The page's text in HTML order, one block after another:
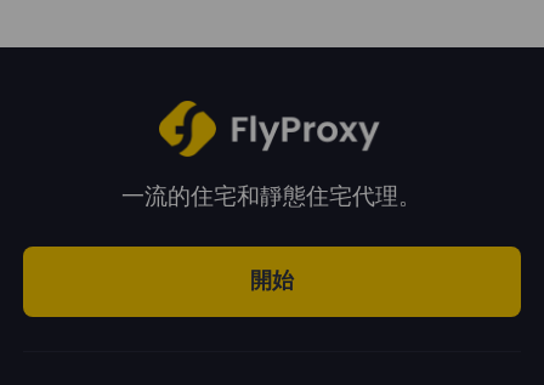
一流的住宅和靜態住宅代理。
開始